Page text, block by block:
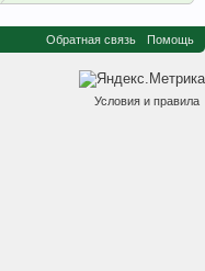
Обратная связь Помощь
Условия и правила